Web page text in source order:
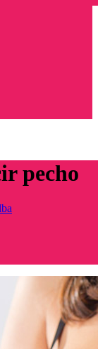
pecho